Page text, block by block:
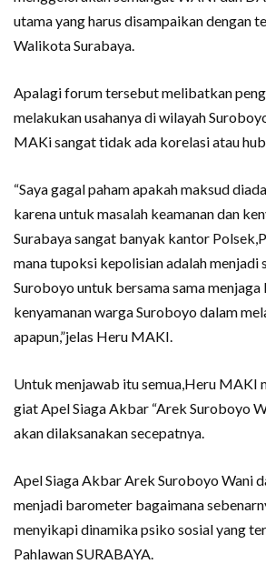
utama yang harus disampaikan dengan
Walikota Surabaya.
Apalagi forum tersebut melibatkan
melakukan usahanya di wilayah
MAKi sangat tidak ada korelasi atau
“Saya gagal paham apakah maksud
karena untuk masalah keamanan dan
Surabaya sangat banyak kantor
mana tupoksi kepolisian adalah menjadi
Suroboyo untuk bersama sama menjaga
kenyamanan warga Suroboyo dalam
apapun,”jelas Heru MAKI.
Untuk menjawab itu semua,Heru MAKI
giat Apel Siaga Akbar “Arek Suroboyo
akan dilaksanakan secepatnya.
Apel Siaga Akbar Arek Suroboyo Wani
menjadi barometer bagaimana
menyikapi dinamika psiko sosial yang
Pahlawan SURABAYA.